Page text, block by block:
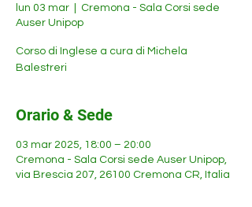
lun 03 mar
Cremona - Sala Corsi sede
Auser Unipop
Corso di Inglese a cura di Michela
Balestreri
Orario & Sede
03 mar 2025, 18:00 – 20:00
Cremona - Sala Corsi sede Auser Unipop,
via Brescia 207, 26100 Cremona CR, Italia